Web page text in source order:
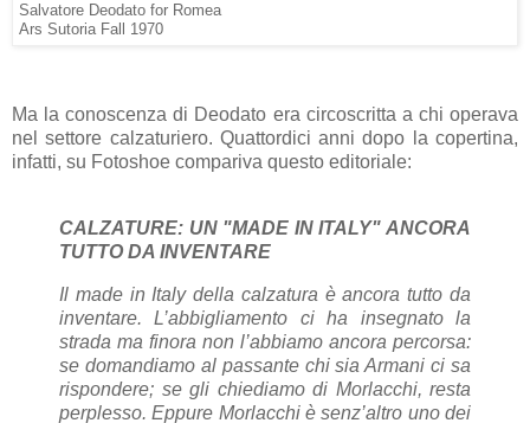
Salvatore Deodato for Romea
Ars Sutoria Fall 1970
Ma la conoscenza di Deodato era circoscritta a chi operava
nel settore calzaturiero. Quattordici anni dopo la copertina,
infatti, su Fotoshoe compariva questo editoriale:
CALZATURE: UN "MADE IN ITALY" ANCORA
TUTTO DA INVENTARE
Il made in Italy della calzatura è ancora tutto da
inventare. L’abbigliamento ci ha insegnato la
strada ma finora non l’abbiamo ancora percorsa:
se domandiamo al passante chi sia Armani ci sa
rispondere; se gli chiediamo di Morlacchi, resta
perplesso. Eppure Morlacchi è senz’altro uno dei